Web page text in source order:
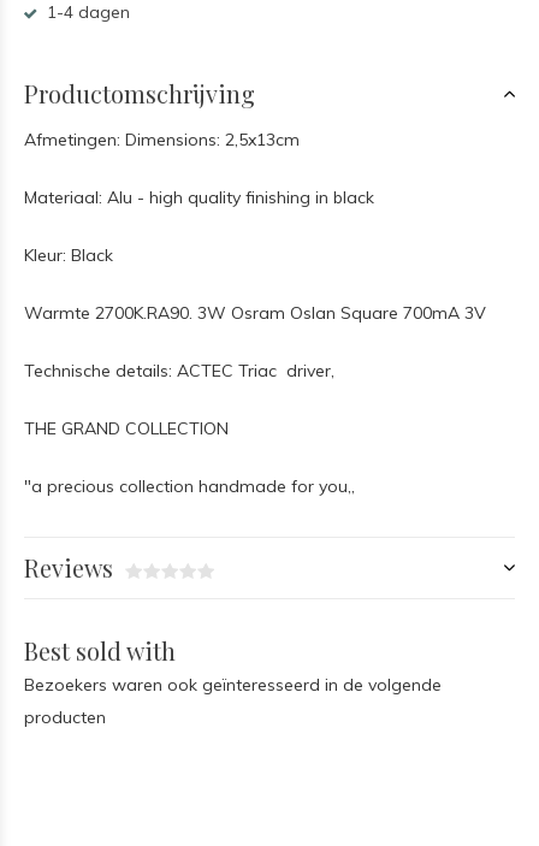
1-4 dagen
Productomschrijving
Afmetingen: Dimensions: 2,5x13cm
Materiaal: Alu - high quality finishing in black
Kleur: Black
Warmte 2700K.RA90. 3W Osram Oslan Square 700mA 3V
Technische details: ACTEC Triac driver,
THE GRAND COLLECTION
"a precious collection handmade for you,,
Reviews
Best sold with
Bezoekers waren ook geïnteresseerd in de volgende
producten